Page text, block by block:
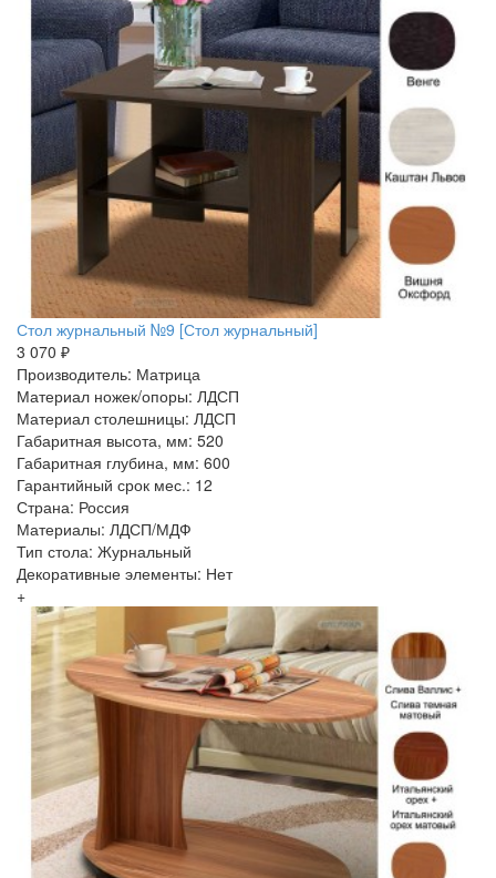
Стол журнальный №9 [Стол журнальный]
3 070 ₽
Производитель: Матрица
Материал ножек/опоры: ЛДСП
Материал столешницы: ЛДСП
Габаритная высота, мм: 520
Габаритная глубина, мм: 600
Гарантийный срок мес.: 12
Страна: Россия
Материалы: ЛДСП/МДФ
Тип стола: Журнальный
Декоративные элементы: Нет
+